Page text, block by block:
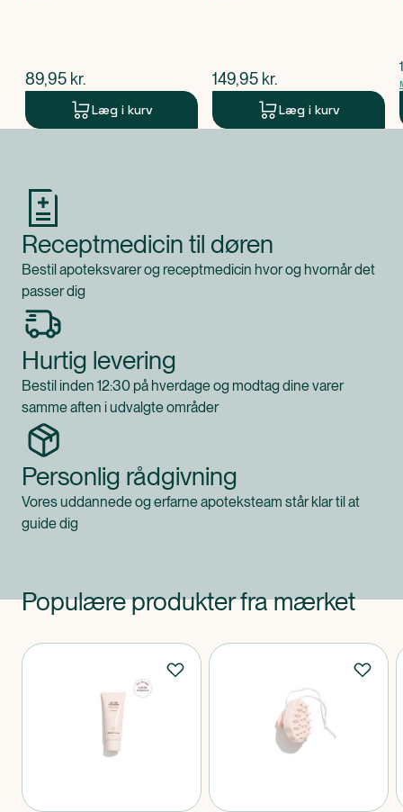
$nuværende pris
89,95 kr.
Læg i kurv
$nuværende pris
149,95 kr.
Læg i kurv
Receptmedicin til døren
Bestil apoteksvarer og receptmedicin hvor og hvornår det
passer dig
Hurtig levering
Bestil inden 12:30 på hverdage og modtag dine varer
samme aften i udvalgte områder
Personlig rådgivning
Vores uddannede og erfarne apoteksteam står klar til at
guide dig
Populære produkter fra mærket
Produkter